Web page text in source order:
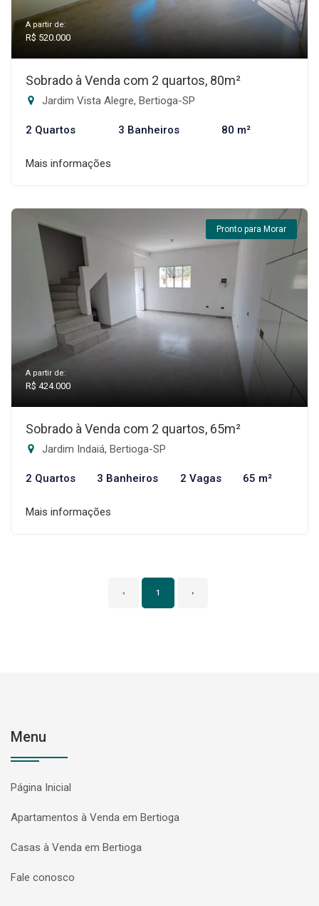
A partir de:
R$ 520.000
Sobrado à Venda com 2 quartos, 80m²
Jardim Vista Alegre, Bertioga-SP
2 Quartos 3 Banheiros 80 m²
Mais informações
Pronto para Morar
A partir de:
R$ 424.000
Sobrado à Venda com 2 quartos, 65m²
Jardim Indaiá, Bertioga-SP
2 Quartos 3 Banheiros 2 Vagas 65 m²
Mais informações
‹ 1 ›
Menu
Página Inicial
Apartamentos à Venda em Bertioga
Casas à Venda em Bertioga
Fale conosco